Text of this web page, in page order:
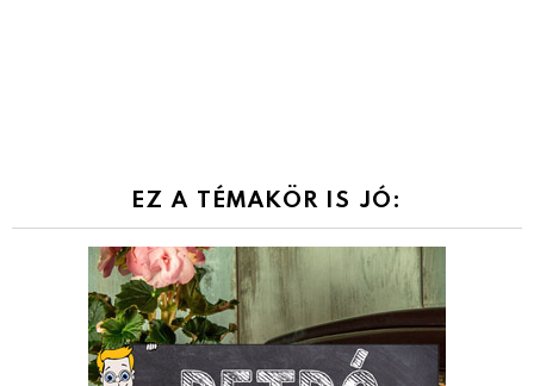
EZ A TÉMAKÖR IS JÓ: